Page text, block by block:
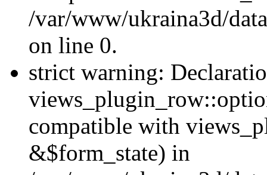
/var/www/ukraina3d/
on line 0.
strict warning:
compatible with
&$form_state) in